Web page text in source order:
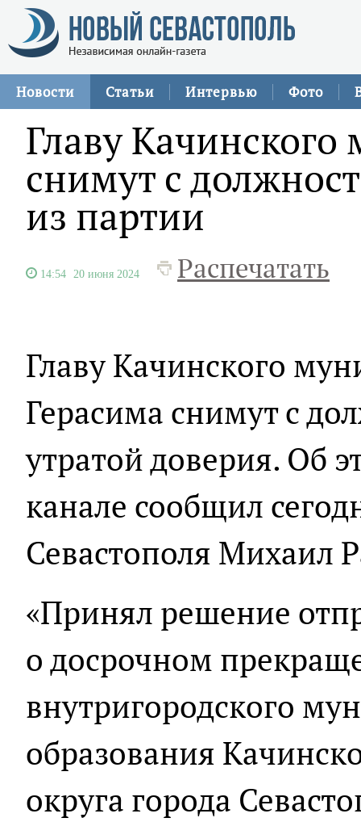
Новости Статьи Интервью Фото
Главу
снимут с
из партии
14:54 20 июня 2024 Распечатать
Главу Качинского
Герасима снимут с
утратой доверия. Об
канале сообщил
Севастополя Михаил
«Принял решение
о досрочном
внутригородского
образования
округа города